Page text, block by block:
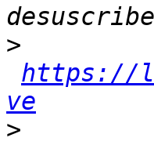
>
https://
ve
>